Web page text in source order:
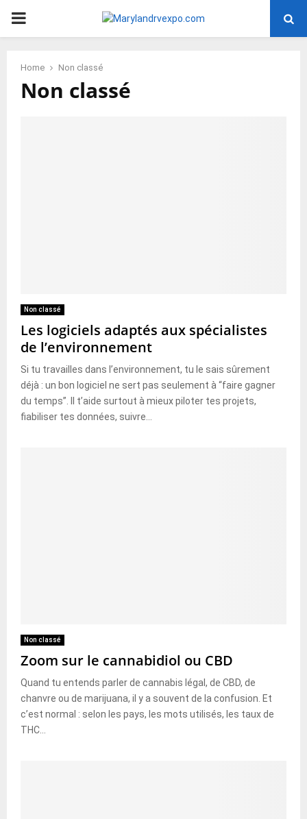
PRIMARY
Home Non classé
Non classé
Non classé
Les logiciels adaptés aux spécialistes
de l’environnement
Si tu travailles dans l’environnement, tu le sais sûrement
déjà : un bon logiciel ne sert pas seulement à “faire gagner
du temps”. Il t’aide surtout à mieux piloter tes projets,
fiabiliser tes données, suivre...
Non classé
Zoom sur le cannabidiol ou CBD
Quand tu entends parler de cannabis légal, de CBD, de
chanvre ou de marijuana, il y a souvent de la confusion. Et
c’est normal : selon les pays, les mots utilisés, les taux de
THC...